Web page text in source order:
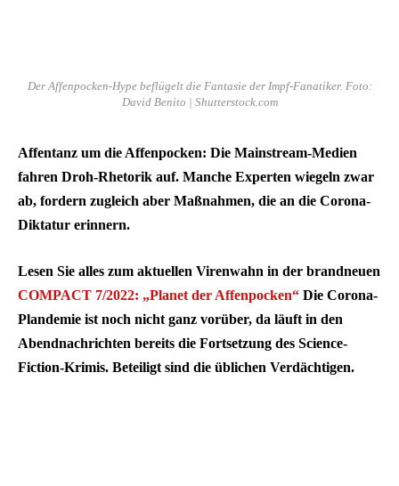
Der Affenpocken-Hype beflügelt die Fantasie der Impf-Fanatiker. Foto:
David Benito | Shutterstock.com
Affentanz um die Affenpocken: Die Mainstream-Medien
fahren Droh-Rhetorik auf. Manche Experten wiegeln zwar
ab, fordern zugleich aber Maßnahmen, die an die Corona-
Diktatur erinnern.
Lesen Sie alles zum aktuellen Virenwahn in der brandneuen
COMPACT 7/2022: „Planet der Affenpocken“ Die Corona-
Plandemie ist noch nicht ganz vorüber, da läuft in den
Abendnachrichten bereits die Fortsetzung des Science-
Fiction-Krimis. Beteiligt sind die üblichen Verdächtigen.